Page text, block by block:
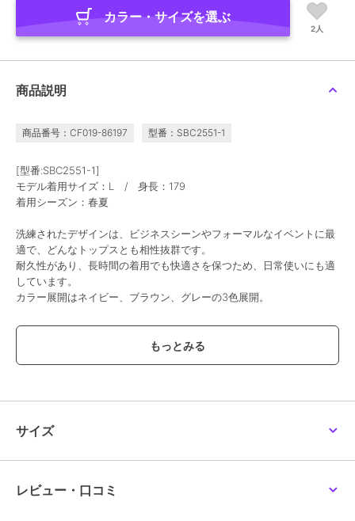
カラー・サイズを選ぶ
2人
商品説明
商品番号：CF019-86197 型番：SBC2551-1
[型番:SBC2551-1]
モデル着用サイズ：L / 身長：179
着用シーズン：春夏
洗練されたデザインは、ビジネスシーンやフォーマルなイベントに最
適で、どんなトップスとも相性抜群です。
耐久性があり、長時間の着用でも快適さを保つため、日常使いにも適
しています。
カラー展開はネイビー、ブラウン、グレーの3色展開。
SLIM TAPEREDは膝から裾口にかけて細くなるノータックテーパード
パンツ。
【ウエストストレッチ仕様】
きます。
サイズ
レビュー・口コミ